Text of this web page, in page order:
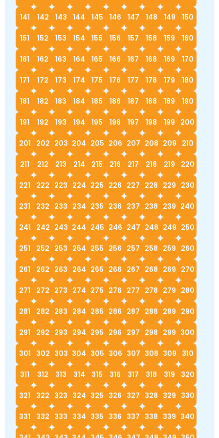
141 142 143 144 145 146 147 148 149 150
151 152 153 154 155 156 157 158 159 160
161 162 163 164 165 166 167 168 169 170
171 172 173 174 175 176 177 178 179 180
181 182 183 184 185 186 187 188 189 190
191 192 193 194 195 196 197 198 199 200
201 202 203 204 205 206 207 208 209 210
211 212 213 214 215 216 217 218 219 220
221 222 223 224 225 226 227 228 229 230
231 232 233 234 235 236 237 238 239 240
241 242 243 244 245 246 247 248 249 250
251 252 253 254 255 256 257 258 259 260
261 262 263 264 265 266 267 268 269 270
271 272 273 274 275 276 277 278 279 280
281 282 283 284 285 286 287 288 289 290
291 292 293 294 295 296 297 298 299 300
301 302 303 304 305 306 307 308 309 310
311 312 313 314 315 316 317 318 319 320
321 322 323 324 325 326 327 328 329 330
331 332 333 334 335 336 337 338 339 340